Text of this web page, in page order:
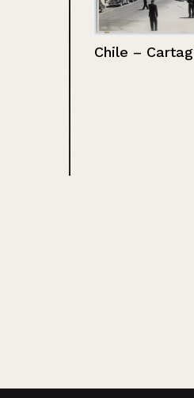
Chile – Cartagena